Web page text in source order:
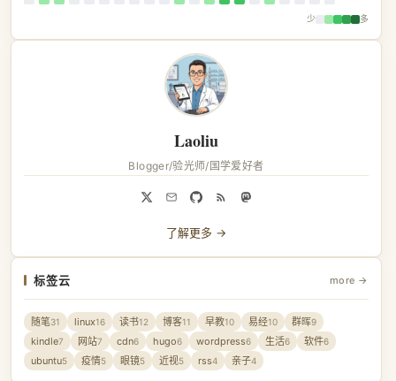
少 多
Laoliu
Blogger/验光师/国学爱好者
了解更多 →
标签云 more →
随笔31 linux16 读书12 博客11 早教10 易经10 群晖9
kindle7 网站7 cdn6 hugo6 wordpress6 生活6 软件6
ubuntu5 疫情5 眼镜5 近视5 rss4 亲子4